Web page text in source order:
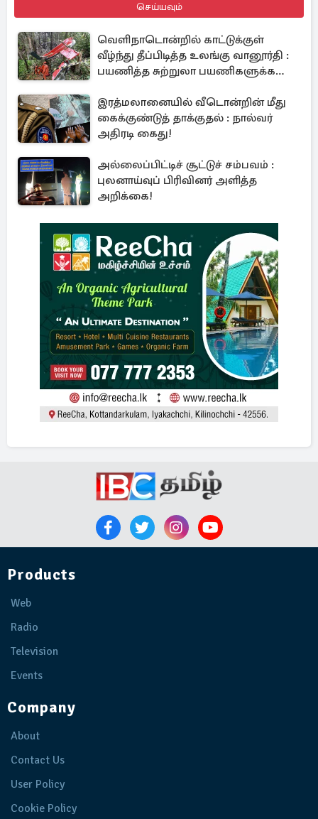
செய்யவும்
வெளிநாடொன்றில் காட்டுக்குள்
வீழ்ந்து தீப்பிடித்த உலங்கு வானூர்தி :
பயணித்த சுற்றுலா பயணிகளுக்க
இரத்மலானையில் வீடொன்றின் மீது
கைக்குண்டுத் தாக்குதல் : நால்வர்
அதிரடி கைது!
அல்லைப்பிட்டிச் சூட்டுச் சம்பவம் :
புலனாய்வுப் பிரிவினர் அளித்த
அறிக்கை!
Products
Web
Radio
Television
Events
Company
About
Contact Us
User Policy
Cookie Policy